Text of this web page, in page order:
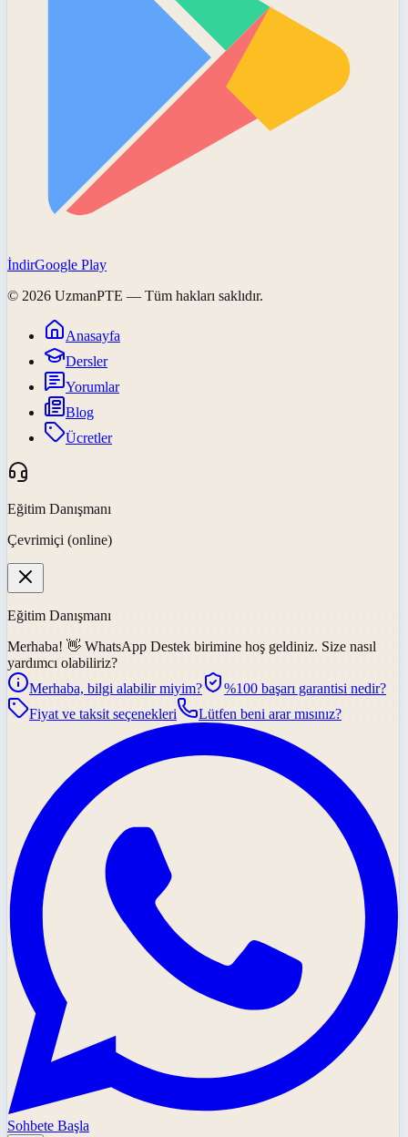
İndirGoogle Play
© 2026 UzmanPTE — Tüm hakları saklıdır.
Anasayfa
Dersler
Yorumlar
Blog
Ücretler
Eğitim Danışmanı
Çevrimiçi (online)
Eğitim Danışmanı
Merhaba! 👋 WhatsApp Destek birimine hoş geldiniz. Size nasıl
yardımcı olabiliriz?
Merhaba, bilgi alabilir miyim?
%100 başarı garantisi nedir?
Fiyat ve taksit seçenekleri
Lütfen beni arar mısınız?
Sohbete Başla